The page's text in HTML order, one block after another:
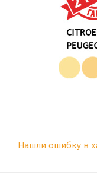
Нашли ошибку в